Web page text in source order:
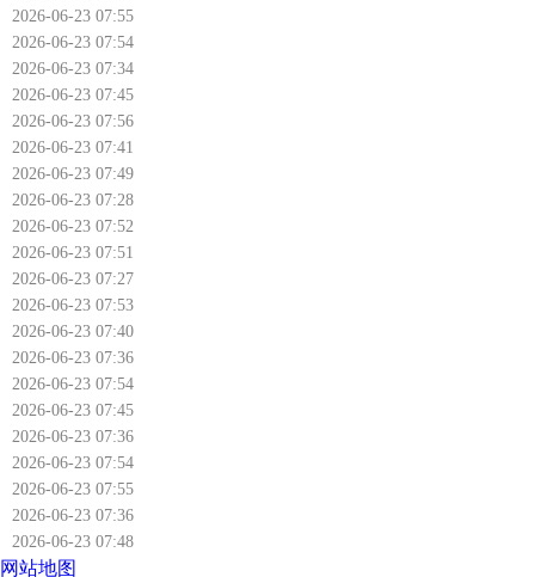
2026-06-23 07:55
2026-06-23 07:54
2026-06-23 07:34
2026-06-23 07:45
2026-06-23 07:56
2026-06-23 07:41
2026-06-23 07:49
2026-06-23 07:28
2026-06-23 07:52
2026-06-23 07:51
2026-06-23 07:27
2026-06-23 07:53
2026-06-23 07:40
2026-06-23 07:36
2026-06-23 07:54
2026-06-23 07:45
2026-06-23 07:36
2026-06-23 07:54
2026-06-23 07:55
2026-06-23 07:36
2026-06-23 07:48
网站地图